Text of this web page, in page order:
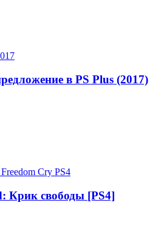
в PS Plus (2017)
Крик свободы [PS4]